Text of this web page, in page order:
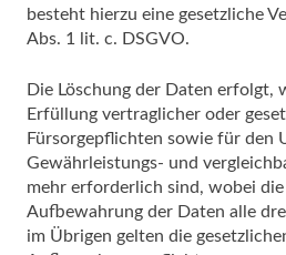
besteht hierzu eine gesetzliche
Abs. 1 lit. c. DSGVO.
Die Löschung der Daten erfolgt,
Erfüllung vertraglicher oder
Fürsorgepflichten sowie für den
Gewährleistungs- und
mehr erforderlich sind, wobei
Aufbewahrung der Daten alle
im Übrigen gelten die